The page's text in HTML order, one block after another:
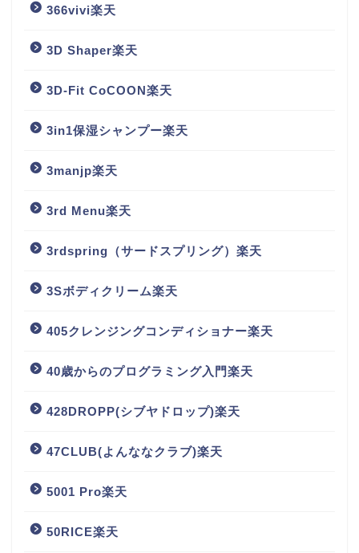
366vivi楽天
3D Shaper楽天
3D-Fit CoCOON楽天
3in1保湿シャンプー楽天
3manjp楽天
3rd Menu楽天
3rdspring（サードスプリング）楽天
3Sボディクリーム楽天
405クレンジングコンディショナー楽天
40歳からのプログラミング入門楽天
428DROPP(シブヤドロップ)楽天
47CLUB(よんななクラブ)楽天
5001 Pro楽天
50RICE楽天